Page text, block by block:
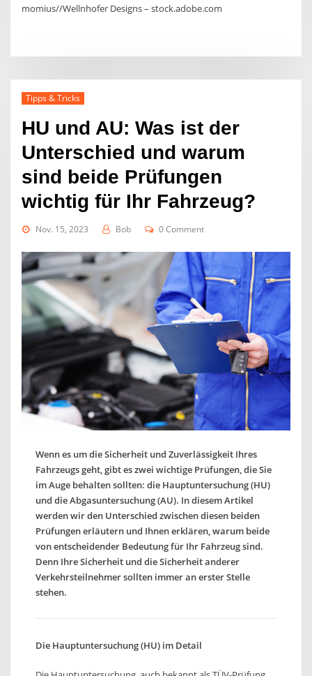
momius//Wellnhofer Designs – stock.adobe.com
Tipps & Tricks
HU und AU: Was ist der
Unterschied und warum
sind beide Prüfungen
wichtig für Ihr Fahrzeug?
Nov. 15, 2023 Bob 0 Comment
Wenn es um die Sicherheit und Zuverlässigkeit Ihres
Fahrzeugs geht, gibt es zwei wichtige Prüfungen, die Sie
im Auge behalten sollten: die Hauptuntersuchung (HU)
und die Abgasuntersuchung (AU). In diesem Artikel
werden wir den Unterschied zwischen diesen beiden
Prüfungen erläutern und Ihnen erklären, warum beide
von entscheidender Bedeutung für Ihr Fahrzeug sind.
Denn Ihre Sicherheit und die Sicherheit anderer
Verkehrsteilnehmer sollten immer an erster Stelle
stehen.
Die Hauptuntersuchung (HU) im Detail